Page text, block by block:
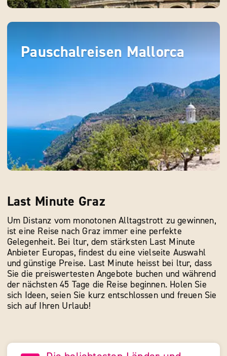
Pauschalreisen Mallorca
Last Minute Graz
Um Distanz vom monotonen Alltagstrott zu gewinnen,
ist eine Reise nach Graz immer eine perfekte
Gelegenheit. Bei ltur, dem stärksten Last Minute
Anbieter Europas, findest du eine vielseite Auswahl
und günstige Preise. Last Minute heisst bei ltur, dass
Sie die preiswertesten Angebote buchen und während
der nächsten 45 Tage die Reise beginnen. Holen Sie
sich Ideen, seien Sie kurz entschlossen und freuen Sie
sich auf Ihren Urlaub!